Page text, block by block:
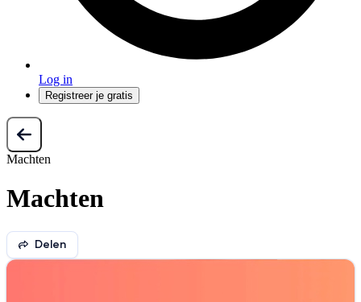
Log in
Registreer je gratis
Machten
Machten
Delen